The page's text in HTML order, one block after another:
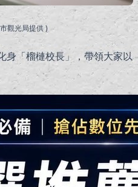
觀光局提供 )
身「榴槤校長」，帶領大家以